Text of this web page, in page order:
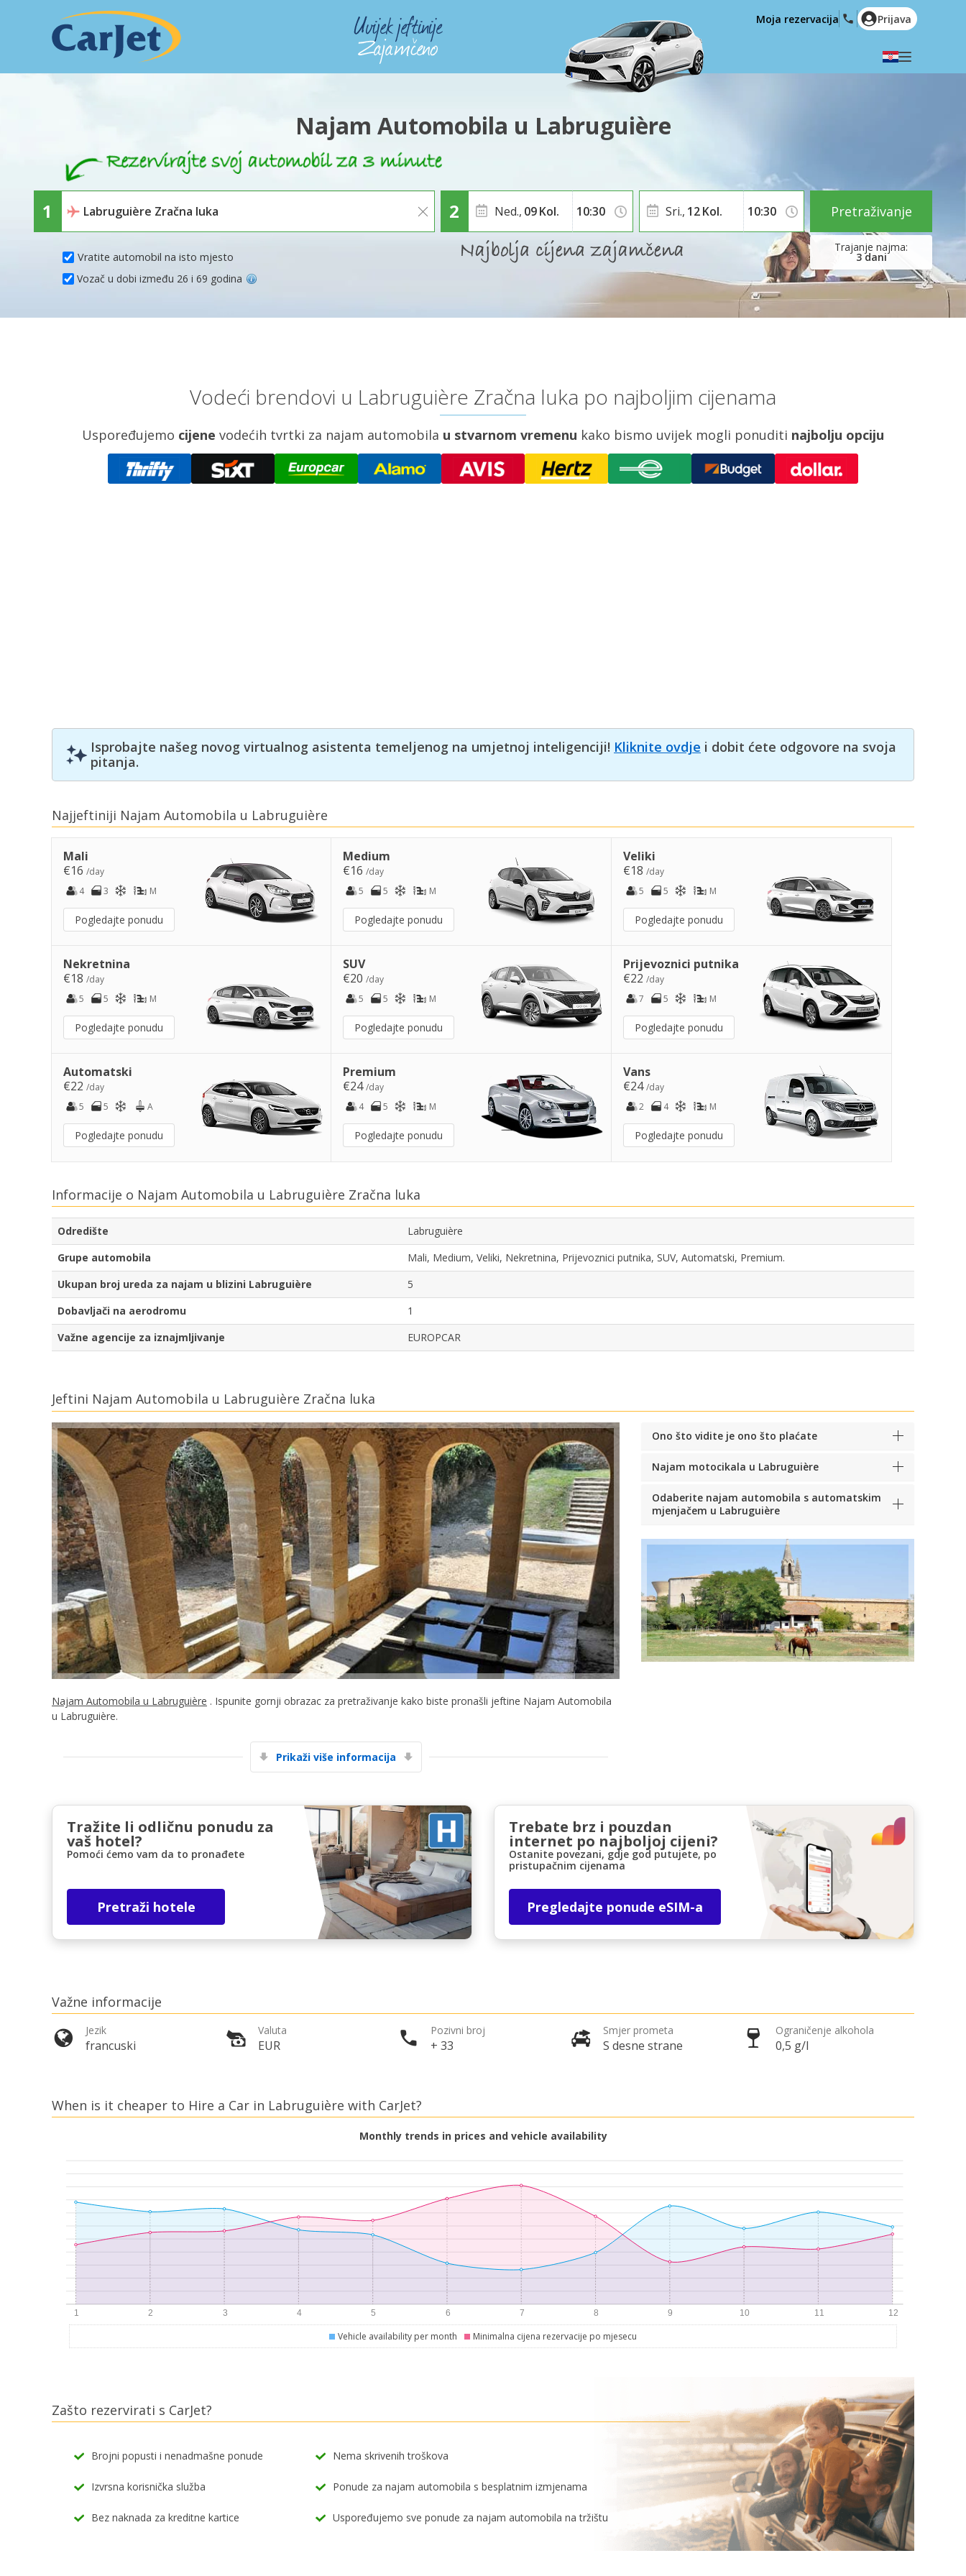
Posebni popusti
Pristupite ekskluzivnim ponudama naših
dobavljača
Prijava putem eLinka
English (US)
Polski
Türkçe
Română
Ελληνικά
Hrvatski
العربية
Moja rezervacija Prijava
Najam Automobila u Labruguière
Vratite automobil na isto mjesto
Ned., 09Kol.
3 dani
Sri., 12Kol.
Vozač u dobi između 26 i 69 godina
Pretraživanje
Vodeći brendovi u Labruguière Zračna luka po najboljim cijenama
Uspoređujemo cijene vodećih tvrtki za najam automobila u stvarnom vremenu kako bismo uvijek mogli ponuditi najbolju opciju
Isprobajte našeg novog virtualnog asistenta temeljenog na umjetnoj inteligenciji! Kliknite ovdje i dobit ćete odgovore na svoja
pitanja.
Najjeftiniji Najam Automobila u Labruguière
Mali
€16 /day
4
3 M
Pogledajte ponudu
Medium
€16/day
5
5 M
Pogledajte ponudu
Veliki
€18 /day
5
5 M
Pogledajte ponudu
Nekretnina
€18 /day
5
5 M
Pogledajte ponudu
SUV
€20/day
5
5 M
Pogledajte ponudu
Prijevoznici putnika
€22 /day
7
5 M
Pogledajte ponudu
Automatski
€22 /day
5
5 A
Pogledajte ponudu
Premium
€24/day
4
5 M
Pogledajte ponudu
Vans
€24/day
2
4 M
Pogledajte ponudu
Informacije o Najam Automobila u Labruguière Zračna luka
Odredište
Labruguière
Grupe automobila
Mali, Medium, Veliki, Nekretnina, Prijevoznici putnika, SUV, Automatski, Premium.
Ukupan broj ureda za najam u blizini Labruguière
5
Dobavljači na aerodromu
1
Važne agencije za iznajmljivanje
EUROPCAR
Jeftini Najam Automobila u Labruguière Zračna luka
Najam Automobila u Labruguière . Ispunite gornji obrazac za pretraživanje kako biste pronašli jeftine Najam Automobila
u Labruguière.
Prikaži više informacija
Ono što vidite je ono što plaćate
Najam motocikala u Labruguière
Odaberite najam automobila s automatskim
mjenjačem u Labruguière
Tražite li odličnu ponudu za
vaš hotel?
Pomoći ćemo vam da to pronađete
Pretraži hotele
Trebate brz i pouzdan
internet po najboljoj cijeni?
Ostanite povezani, gdje god putujete, po
pristupačnim cijenama
Pregledajte ponude eSIM-a
Važne informacije
Jezik
francuski
Valuta
EUR
Pozivni broj
+ 33
Smjer prometa
S desne strane
Ograničenje alkohola
0,5 g/l
When is it cheaper to Hire a Car in Labruguière with CarJet?
Monthly trends in prices and vehicle availability
Vehicle availability per month Minimalna cijena rezervacije po mjesecu
Zašto rezervirati s CarJet?
Brojni popusti i nenadmašne ponude Nema skrivenih troškova
Izvrsna korisnička služba Ponude za najam automobila s besplatnim izmjenama
Bez naknada za kreditne kartice Uspoređujemo sve ponude za najam automobila na tržištu